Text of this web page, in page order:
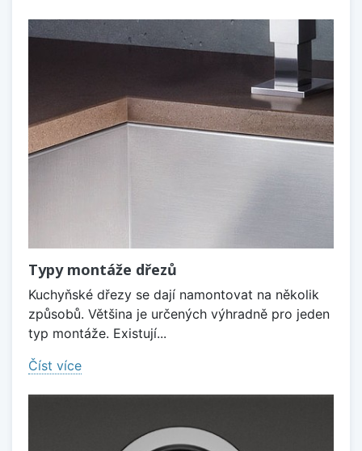
Typy montáže dřezů
Kuchyňské dřezy se dají namontovat na několik
způsobů. Většina je určených výhradně pro jeden
typ montáže. Existují...
Číst více